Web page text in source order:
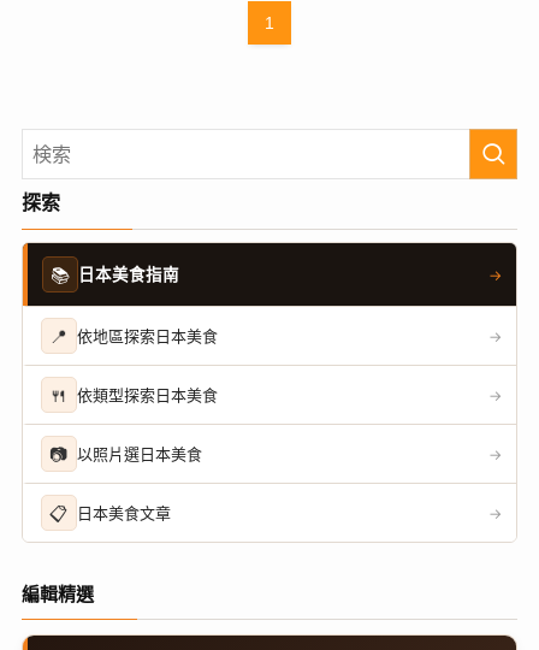
1
探索
📚 日本美食指南 →
📍 依地區探索日本美食 →
🍴 依類型探索日本美食 →
📷 以照片選日本美食 →
📋 日本美食文章 →
編輯精選